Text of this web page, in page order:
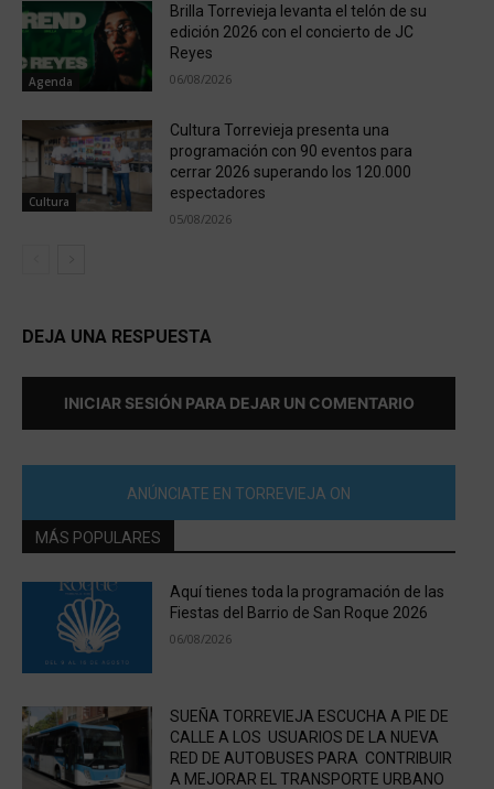
Agenda
Brilla Torrevieja levanta el telón de su
edición 2026 con el concierto de JC
Reyes
06/08/2026
Cultura
Cultura Torrevieja presenta una
programación con 90 eventos para
cerrar 2026 superando los 120.000
espectadores
05/08/2026
DEJA UNA RESPUESTA
INICIAR SESIÓN PARA DEJAR UN COMENTARIO
ANÚNCIATE EN TORREVIEJA ON
MÁS POPULARES
Aquí tienes toda la programación de las
Fiestas del Barrio de San Roque 2026
06/08/2026
SUEÑA TORREVIEJA ESCUCHA A PIE DE
CALLE A LOS USUARIOS DE LA NUEVA
RED DE AUTOBUSES PARA CONTRIBUIR
A MEJORAR EL TRANSPORTE URBANO